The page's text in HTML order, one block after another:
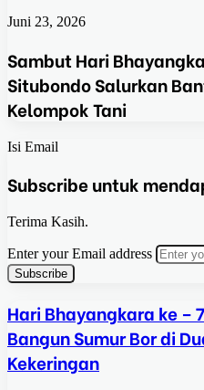
Juni 23, 2026
Sambut Hari
Situbondo Salurkan
Kelompok Tani
Isi Email
Subscribe untuk
Terima Kasih.
Enter your Email address
Hari Bhayangkara ke –
Bangun Sumur Bor di
Kekeringan